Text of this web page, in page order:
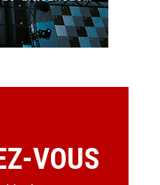
VOUS